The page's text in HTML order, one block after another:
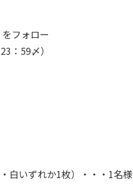
フォロー
：59〆）
白いずれか1枚）・・・1名様